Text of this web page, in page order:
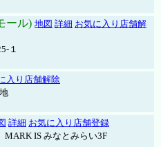
ール) 地図 詳細 お気に入り店舗解
１
入り店舗解除
詳細 お気に入り店舗登録
IS みなとみらい3F